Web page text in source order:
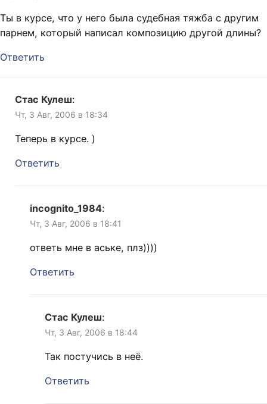
Ты в курсе, что у него была судебная тяжба с другим
парнем, который написал композицию другой длины?
Ответить
Стас Кулеш:
Чт, 3 Авг, 2006 в 18:34
Теперь в курсе. )
Ответить
incognito_1984:
Чт, 3 Авг, 2006 в 18:41
ответь мне в аське, плз))))
Ответить
Стас Кулеш:
Чт, 3 Авг, 2006 в 18:44
Так постучись в неё.
Ответить